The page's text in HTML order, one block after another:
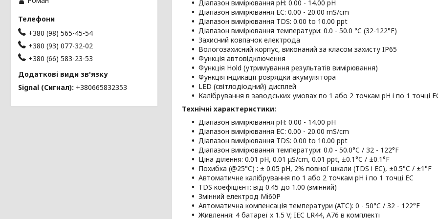
Діапазон вимірювання pH: 0.00 - 14.00 pH
Діапазон вимірювання EC: 0.00 - 20.00 mS/cm
Діапазон вимірювання TDS: 0.00 to 10.00 ppt
Діапазон вимірювання температури: 0.0 - 50.0 °C (32-122°F)
Захисний ковпачок електрода
Вологозахисний корпус, виконаний за класом захисту IP65
Функція автовідключення
Функція Hold (утримування результатів вимірювання)
Функція індикації розрядки акумулятора
LED (світлодіодний) дисплей
Калібрування в заводських умовах по 1 або 2 точкам pH і по 1 точці
Технічні характеристики:
Діапазон вимірювання pH: 0.00 - 14.00 pH
Діапазон вимірювання EC: 0.00 - 20.00 mS/cm
Діапазон вимірювання TDS: 0.00 to 10.00 ppt
Діапазон вимірювання температури: 0.0 - 50.0°C / 32 - 122°F
Ціна ділення: 0.01 pH, 0.01 μS/cm, 0.01 ppt, ±0.1°C / ±0.1°F
Похибка (@25°C) : ± 0.05 pH, 2% повної шкали (TDS і EC), ±0.5°C / ±1°F
Автоматичне калібрування по 1 або 2 точкам pH і по 1 точці EC
TDS коефіцієнт: від 0.45 до 1.00 (змінний)
Змінний електрод Mi60P
Автоматична компенсація температури (ATC): 0 - 50°C / 32 - 122°F
Живлення: 4 батареї x 1.5 V; IEC LR44, A76 в комплекті
+380 (98) 565-45-54
+380 (93) 077-32-02
+380 (66) 583-23-53
Signal (Сигнал) +380665832353